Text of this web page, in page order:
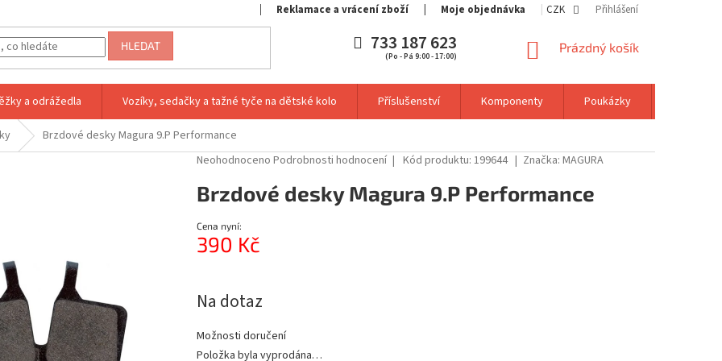
Reklamace a vrácení zboží Moje objednávka CZK Přihlášení
HLEDAT 733 187 623
(Po - Pá 9:00 - 17:00)
NÁKUPNÍ
Prázdný košík
a odrážedla Vozíky, sedačky a tažné tyče na dětské kolo Příslušenství Komponenty Poukázky
Brzdové desky Magura 9.P Performance
Průměrné
produktu
je
0,0
z
5
Neohodnoceno Podrobnosti hodnocení Kód produktu: 199644 Značka:MAGURA
Brzdové desky Magura 9.P Performance
Cena nyní:
390 Kč
Na dotaz
Možnosti doručení
Položka byla vyprodána…